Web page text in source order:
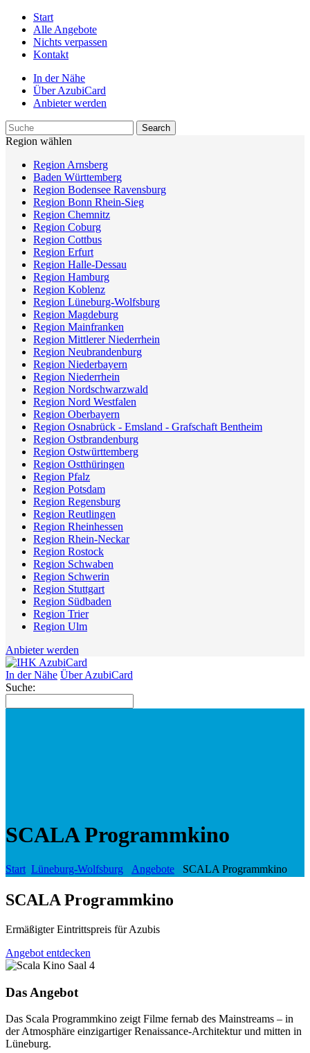
Start
Alle Angebote
Nichts verpassen
Kontakt
In der Nähe
Über AzubiCard
Anbieter werden
Region wählen
Region Arnsberg
Baden Württemberg
Region Bodensee Ravensburg
Region Bonn Rhein-Sieg
Region Chemnitz
Region Coburg
Region Cottbus
Region Erfurt
Region Halle-Dessau
Region Hamburg
Region Koblenz
Region Lüneburg-Wolfsburg
Region Magdeburg
Region Mainfranken
Region Mittlerer Niederrhein
Region Neubrandenburg
Region Niederbayern
Region Niederrhein
Region Nordschwarzwald
Region Nord Westfalen
Region Oberbayern
Region Osnabrück - Emsland - Grafschaft Bentheim
Region Ostbrandenburg
Region Ostwürttemberg
Region Ostthüringen
Region Pfalz
Region Potsdam
Region Regensburg
Region Reutlingen
Region Rheinhessen
Region Rhein-Neckar
Region Rostock
Region Schwaben
Region Schwerin
Region Stuttgart
Region Südbaden
Region Trier
Region Ulm
Anbieter werden
In der Nähe Über AzubiCard
Suche:
SCALA Programmkino
Start Lüneburg-Wolfsburg Angebote SCALA Programmkino
SCALA Programmkino
Ermäßigter Eintrittspreis für Azubis
Angebot entdecken
Das Angebot
Das Scala Programmkino zeigt Filme fernab des Mainstreams – in
der Atmosphäre einzigartiger Renaissance-Architektur und mitten in
Lüneburg.